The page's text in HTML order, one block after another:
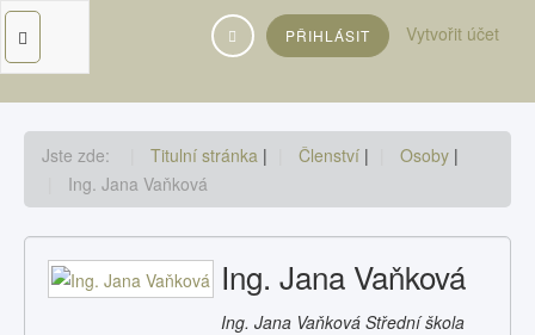
Vyhledávání...
PŘIHLÁSIT Vytvořit účet
Jste zde: Titulní stránka | Členství | Osoby |
Ing. Jana Vaňková
Ing. Jana Vaňková
Ing. Jana Vaňková Střední škola